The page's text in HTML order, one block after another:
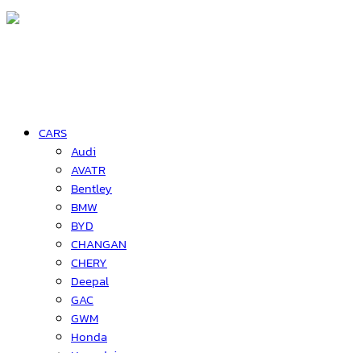
CARS
Audi
AVATR
Bentley
BMW
BYD
CHANGAN
CHERY
Deepal
GAC
GWM
Honda